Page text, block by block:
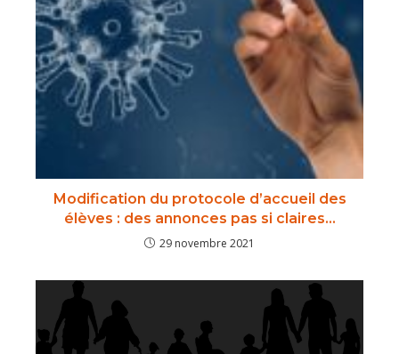
Modification du protocole d’accueil des
élèves : des annonces pas si claires…
29 novembre 2021